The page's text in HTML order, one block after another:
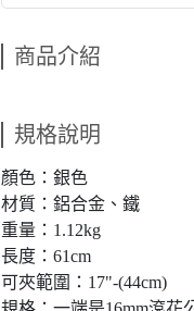
商品介紹
規格說明
顏色：銀色
材質：鋁合金、鐵
重量：1.12kg
長度：61cm
可夾範圍：17"-(44cm)